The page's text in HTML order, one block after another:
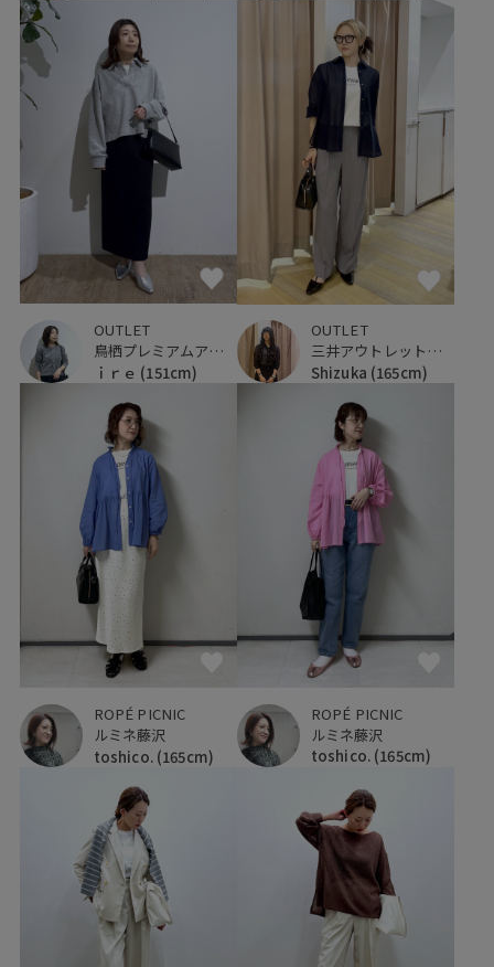
OUTLET
鳥栖プレミアムアウトレット
ｉｒｅ (151cm)
OUTLET
三井アウトレットパーク 仙台港
Shizuka (165cm)
ROPÉ PICNIC
ルミネ藤沢
toshico. (165cm)
ROPÉ PICNIC
ルミネ藤沢
toshico. (165cm)